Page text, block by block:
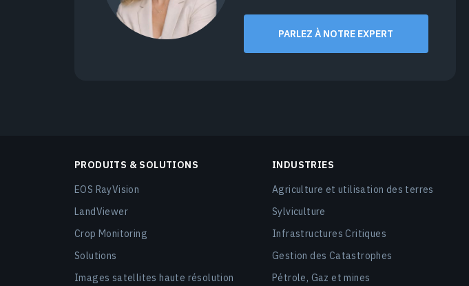
PARLEZ À NOTRE EXPERT
PRODUITS & SOLUTIONS
EOS RayVision
LandViewer
Crop Monitoring
Solutions
Images satellites haute résolution
INDUSTRIES
Agriculture et utilisation des terres
Sylviculture
Infrastructures Critiques
Gestion des Catastrophes
Pétrole, Gaz et mines